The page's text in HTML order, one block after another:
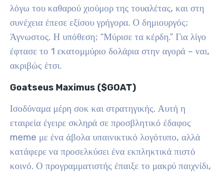
λόγω του καθαρού χιούμορ της τουαλέτας, και στη
συνέχεια έπεσε εξίσου γρήγορα. Ο δημιουργός;
Άγνωστος. Η υπόθεση; “Μύρισε τα κέρδη.” Για λίγο
έφτασε το 1 εκατομμύριο δολάρια στην αγορά – ναι,
ακριβώς έτσι.
Goatseus Maximus ($GOAT)
Ισοδύναμα μέρη σοκ και στρατηγικής. Αυτή η
εταιρεία έγειρε σκληρά σε προσβλητικό έδαφος
meme με ένα άβολα υπαινικτικό λογότυπο, αλλά
κατάφερε να προσελκύσει ένα εκπληκτικά πιστό
κοινό. Ο προγραμματιστής έπαιξε το μακρύ παιχνίδι,